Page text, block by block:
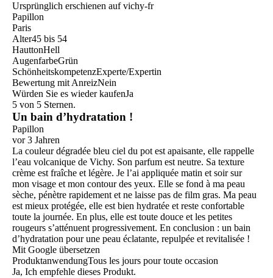
Ursprünglich erschienen auf vichy-fr
Papillon
Paris
Alter45 bis 54
HauttonHell
AugenfarbeGrün
SchönheitskompetenzExperte/Expertin
Bewertung mit AnreizNein
Würden Sie es wieder kaufenJa
5 von 5 Sternen.
Un bain d’hydratation !
Papillon
vor 3 Jahren
La couleur dégradée bleu ciel du pot est apaisante, elle rappelle
l’eau volcanique de Vichy. Son parfum est neutre. Sa texture
crème est fraîche et légère. Je l’ai appliquée matin et soir sur
mon visage et mon contour des yeux. Elle se fond à ma peau
sèche, pénètre rapidement et ne laisse pas de film gras. Ma peau
est mieux protégée, elle est bien hydratée et reste confortable
toute la journée. En plus, elle est toute douce et les petites
rougeurs s’atténuent progressivement. En conclusion : un bain
d’hydratation pour une peau éclatante, repulpée et revitalisée !
Mit Google übersetzen
ProduktanwendungTous les jours pour toute occasion
Ja, Ich empfehle dieses Produkt.